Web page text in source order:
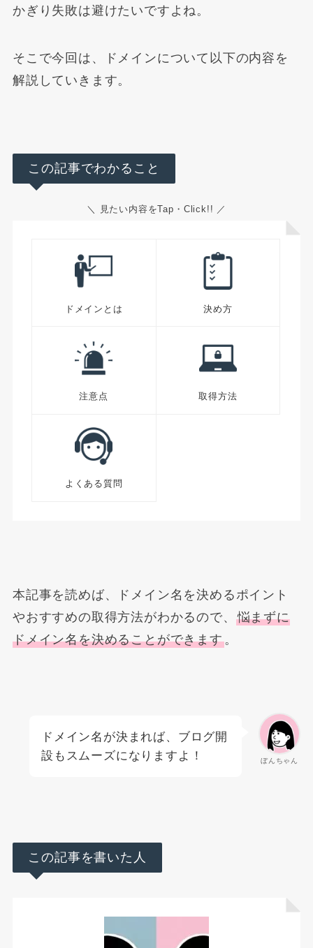
かぎり失敗は避けたいですよね。
そこで今回は、ドメインについて以下の内容を
解説していきます。
この記事でわかること
＼ 見たい内容をTap・Click!! ／
ドメインとは 決め方
注意点 取得方法
よくある質問
本記事を読めば、ドメイン名を決めるポイント
やおすすめの取得方法がわかるので、 悩まずに
ドメイン名を決めることができます。
ぼんちゃん
ドメイン名が決まれば、ブログ開
設もスムーズになりますよ！
この記事を書いた人